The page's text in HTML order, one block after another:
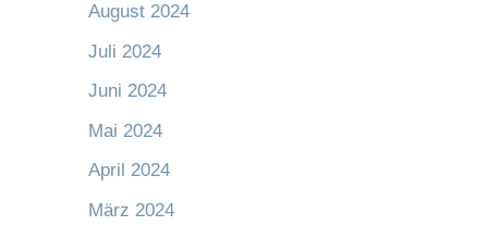
August 2024
Juli 2024
Juni 2024
Mai 2024
April 2024
März 2024